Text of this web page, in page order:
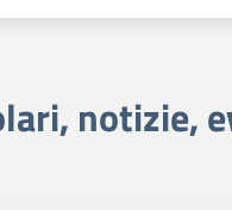
notizie,